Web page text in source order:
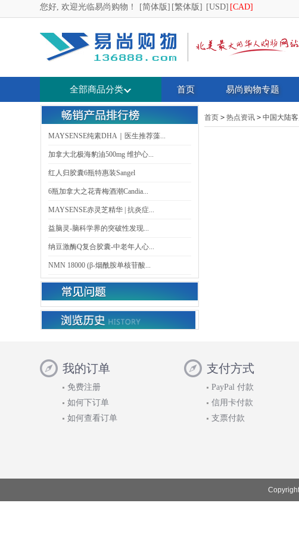
您好, 欢迎光临易尚购物！ [简体版] [繁体版] [USD] [CAD]
全部商品分类 首页 易尚购物专题
MAYSENSE纯素DHA｜医生推荐藻...
加拿大北极海豹油500mg 维护心...
红人归胶囊6瓶特惠装Sangel
6瓶加拿大之花青梅酒潮Candia...
MAYSENSE赤灵芝精华 | 抗炎症...
益脑灵-脑科学界的突破性发现...
纳豆激酶Q复合胶囊-中老年人心...
NMN 18000 (β-烟酰胺单核苷酸...
首页 > 热点资讯 > 中国大陆
我的订单
免费注册
如何下订单
如何查看订单
支付方式
PayPal 付款
信用卡付款
支票付款